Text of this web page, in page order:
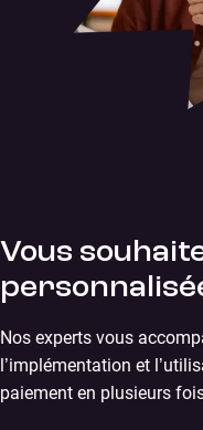
Vous
Nos experts vous
l’implémentation et
paiement en plusieurs